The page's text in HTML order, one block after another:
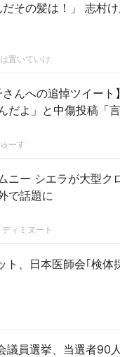
だその髪は！」 志村
置いていけ
さんへの追悼ツイー
だよ」と中傷投稿「
ーす
ニー シエラが大型
で話題に
ィミヌート
ト、日本医師会｢検
議員選挙、当選者90